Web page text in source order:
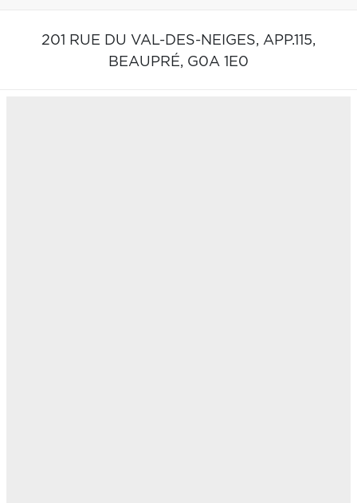
201 RUE DU VAL-DES-NEIGES, APP.115,
BEAUPRÉ, G0A 1E0